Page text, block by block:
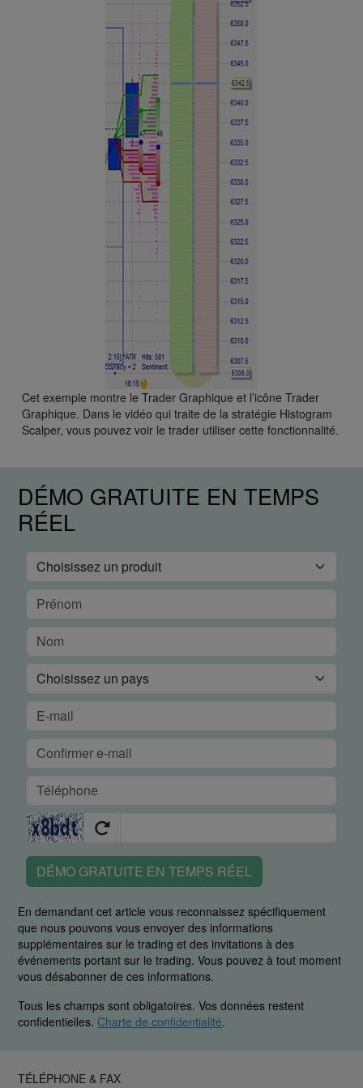
Cet exemple montre le Trader Graphique et l’icône Trader
Graphique. Dans le vidéo qui traite de la stratégie Histogram
Scalper, vous pouvez voir le trader utiliser cette fonctionnalité.
DÉMO GRATUITE EN TEMPS
RÉEL
DÉMO GRATUITE EN TEMPS RÉEL
En demandant cet article vous reconnaissez spécifiquement
que nous pouvons vous envoyer des informations
supplémentaires sur le trading et des invitations à des
événements portant sur le trading. Vous pouvez à tout moment
vous désabonner de ces informations.
Tous les champs sont obligatoires. Vos données restent
confidentielles. Charte de confidentialité.
TÉLÉPHONE & FAX